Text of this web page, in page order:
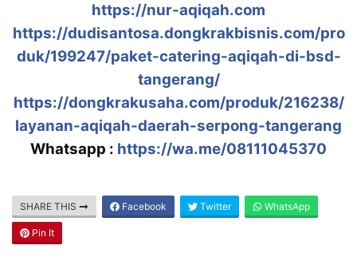
https://nur-aqiqah.com
https://dudisantosa.dongkrakbisnis.com/pro
duk/199247/paket-catering-aqiqah-di-bsd-
tangerang/
https://dongkrakusaha.com/produk/216238/
layanan-aqiqah-daerah-serpong-tangerang
Whatsapp : https://wa.me/08111045370
SHARE THIS Facebook Twitter WhatsApp
Pin It